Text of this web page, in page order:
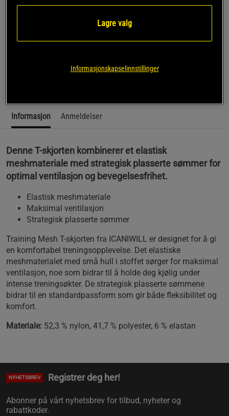
Gratis frakt over 799 kr Gratis retur 14 dagers angrerett
Informasjon Anmeldelser
Denne T-skjorten kombinerer et elastisk
meshmateriale med strategisk plasserte sømmer for
optimal ventilasjon og bevegelsesfrihet.
Elastisk meshmateriale
Maksimal ventilasjon
Strategisk plasserte sømmer
Training Mesh T-skjorten fra ICANIWILL er designet for å gi
en komfortabel treningsopplevelse. Det elastiske
meshmaterialet med små hull i stoffet sørger for maksimal
ventilasjon, noe som bidrar til å holde deg kjølig under
intense treningsøkter. De strategisk plasserte sømmene
bidrar til en standardpassform som gir både fleksibilitet og
komfort.
Materiale: 52,3 % nylon, 41,7 % polyester, 6 % elastan
NYHETSBREV Registrer deg her!
Abonner på vårt nyhetsbrev for tilbud, nyheter og
rabattkoder.
Lagre valg
Informasjonskapselinnstillinger